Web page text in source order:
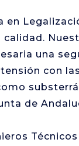
en
calidad.
una
con
de